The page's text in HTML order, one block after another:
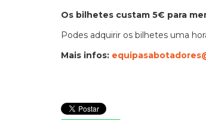
Os bilhetes custam 5€ para
Podes adquirir os bilhetes uma
Mais infos: